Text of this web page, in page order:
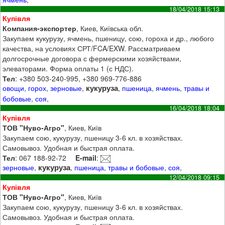
18/04/2018 15:13
Купівля
Компания-экспортер, Киев, Київська обл.
Закупаем кукурузу, ячмень, пшеницу, сою, гороха и др., любого
качества, на условиях СРТ/FCA/EXW. Рассматриваем
долгосрочные договора с фермерскими хозяйствами,
элеваторами. Форма оплаты 1 (с НДС).
Тел: +380 503-240-995, +380 969-776-886
овощи, горох,зерновые, кукуруза, пшеница,ячмень,травы и
бобовые,соя,
16/04/2018 18:04
Купівля
ТОВ "Нуво-Агро", Киев, Київ
Закупаем сою, кукурузу, пшеницу 3-6 кл. в хозяйствах.
Самовывоз. Удобная и быстрая оплата.
Тел: 067 188-92-72 E-mail:
зерновые, кукуруза, пшеница,травы и бобовые,соя,
12/04/2018 09:15
Купівля
ТОВ "Нуво-Агро", Киев, Київ
Закупаем сою, кукурузу, пшеницу 3-6 кл. в хозяйствах.
Самовывоз. Удобная и быстрая оплата.